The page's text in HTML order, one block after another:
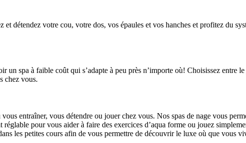
détendez votre cou, votre dos, vos épaules et vos hanches et profitez du
un spa à faible coût qui s’adapte à peu près n’importe où! Choisissez entre
chez vous.
entraîner, vous détendre ou jouer chez vous. Nos spas de nage vous
pour vous aider à faire des exercices d’aqua forme ou jouez
les petites cours afin de vous permettre de découvrir le luxe où que vous